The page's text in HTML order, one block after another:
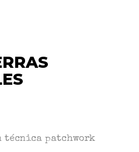
técnica patchwork